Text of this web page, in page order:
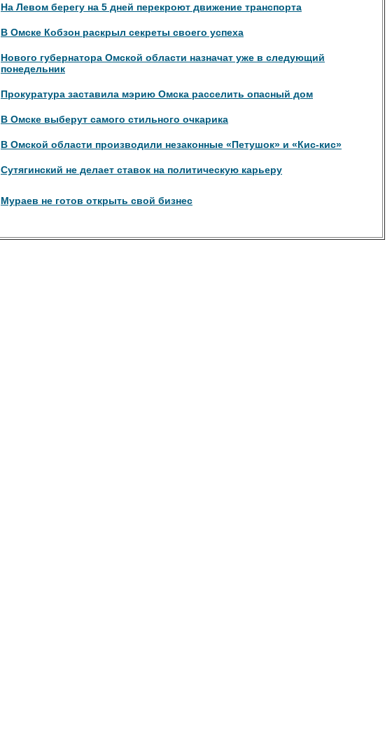
На Левом берегу на 5 дней перекроют движение транспорта
В Омске Кобзон раскрыл секреты своего успеха
Нового губернатора Омской области назначат уже в следующий
понедельник
Прокуратура заставила мэрию Омска расселить опасный дом
В Омске выберут самого стильного очкарика
В Омской области производили незаконные «Петушок» и «Кис-кис»
Сутягинский не делает ставок на политическую карьеру
Мураев не готов открыть свой бизнес